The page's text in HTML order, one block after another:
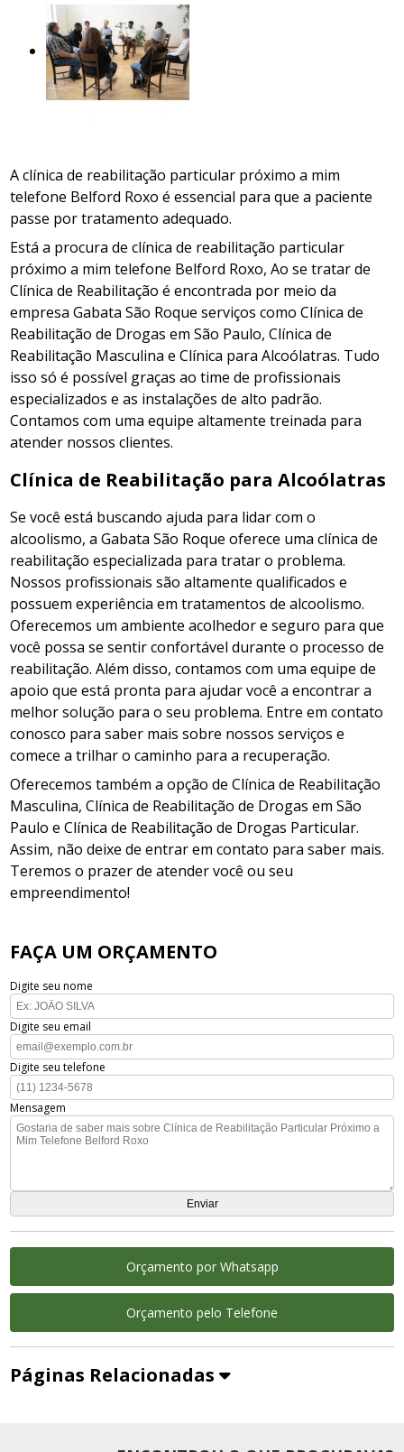
A clínica de reabilitação particular próximo a mim
telefone Belford Roxo é essencial para que a paciente
passe por tratamento adequado.
Está a procura de clínica de reabilitação particular
próximo a mim telefone Belford Roxo, Ao se tratar de
Clínica de Reabilitação é encontrada por meio da
empresa Gabata São Roque serviços como Clínica de
Reabilitação de Drogas em São Paulo, Clínica de
Reabilitação Masculina e Clínica para Alcoólatras. Tudo
isso só é possível graças ao time de profissionais
especializados e as instalações de alto padrão.
Contamos com uma equipe altamente treinada para
atender nossos clientes.
Clínica de Reabilitação para Alcoólatras
Se você está buscando ajuda para lidar com o
alcoolismo, a Gabata São Roque oferece uma clínica de
reabilitação especializada para tratar o problema.
Nossos profissionais são altamente qualificados e
possuem experiência em tratamentos de alcoolismo.
Oferecemos um ambiente acolhedor e seguro para que
você possa se sentir confortável durante o processo de
reabilitação. Além disso, contamos com uma equipe de
apoio que está pronta para ajudar você a encontrar a
melhor solução para o seu problema. Entre em contato
conosco para saber mais sobre nossos serviços e
comece a trilhar o caminho para a recuperação.
Oferecemos também a opção de Clínica de Reabilitação
Masculina, Clínica de Reabilitação de Drogas em São
Paulo e Clínica de Reabilitação de Drogas Particular.
Assim, não deixe de entrar em contato para saber mais.
Teremos o prazer de atender você ou seu
empreendimento!
FAÇA UM ORÇAMENTO
Digite seu nome
Digite seu email
Digite seu telefone
Mensagem
Orçamento por Whatsapp
Orçamento pelo Telefone
Páginas Relacionadas